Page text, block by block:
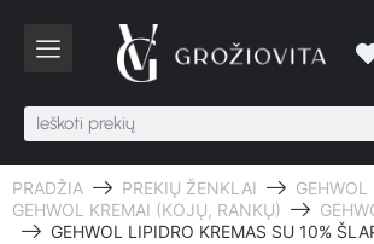
PRADŽIA PREKIŲ ŽENKLAI
GEHWOL
GEHWOL KREMAI (KOJŲ, RANKŲ)
GEHWOL LIPIDRO KREMAS SU 10%